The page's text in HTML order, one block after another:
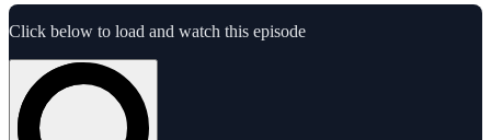
Click below to load and watch this episode